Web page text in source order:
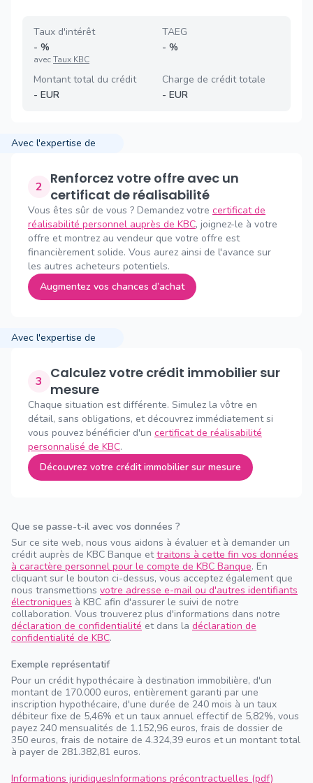
Taux d'intérêt
- %
avecTaux KBC
TAEG
- %
Montant total du crédit
- EUR
Charge de crédit totale
- EUR
Avec l'expertise de
2 Renforcez votre offre avec un
certificat de réalisabilité
Vous êtes sûr de vous ? Demandez votre certificat de
réalisabilité personnel auprès de KBC, joignez-le à votre
offre et montrez au vendeur que votre offre est
financièrement solide. Vous aurez ainsi de l'avance sur
les autres acheteurs potentiels.
Augmentez vos chances d’achat
Avec l'expertise de
3
Calculez votre crédit immobilier sur
mesure
Chaque situation est différente. Simulez la vôtre en
détail, sans obligations, et découvrez immédiatement si
vous pouvez bénéficier d'un certificat de réalisabilité
personnalisé de KBC.
Découvrez votre crédit immobilier sur mesure
Que se passe-t-il avec vos données ?
Sur ce site web, nous vous aidons à évaluer et à demander un
crédit auprès de KBC Banque ettraitons à cette fin vos données
à caractère personnel pour le compte de KBC Banque. En
cliquant sur le bouton ci-dessus, vous acceptez également que
nous transmettions votre adresse e-mail ou d'autres identifiants
électroniques à KBC afin d'assurer le suivi de notre
collaboration. Vous trouverez plus d'informations dans notre
déclaration de confidentialité et dans la déclaration de
confidentialité de KBC.
Exemple représentatif
Pour un crédit hypothécaire à destination immobilière, d'un
montant de 170.000 euros, entièrement garanti par une
inscription hypothécaire, d'une durée de 240 mois à un taux
débiteur fixe de 5,46% et un taux annuel effectif de 5,82%, vous
payez 240 mensualités de 1.152,96 euros, frais de dossier de
350 euros, frais de notaire de 4.324,39 euros et un montant total
à payer de 281.382,81 euros.
Informations juridiquesInformations précontractuelles (pdf)